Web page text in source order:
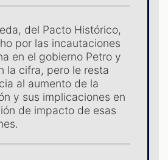
del Pacto Histórico,
por las incautaciones
en el gobierno Petro y
la cifra, pero le resta
al aumento de la
y sus implicaciones en
de impacto de esas